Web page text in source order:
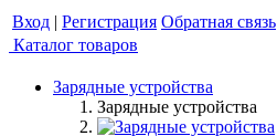
Вход | Регистрация Обратная связь
Каталог товаров
Зарядные устройства
Зарядные устройства